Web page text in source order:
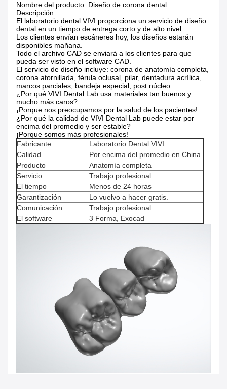
Nombre del producto: Diseño de corona dental
Descripción:
El laboratorio dental VIVI proporciona un servicio de diseño
dental en un tiempo de entrega corto y de alto nivel.
Los clientes envían escáneres hoy, los diseños estarán
disponibles mañana.
Todo el archivo CAD se enviará a los clientes para que
pueda ser visto en el software CAD.
El servicio de diseño incluye: corona de anatomía completa,
corona atornillada, férula oclusal, pilar, dentadura acrílica,
marcos parciales, bandeja especial, post núcleo...
¿Por qué VIVI Dental Lab usa materiales tan buenos y
mucho más caros?
¡Porque nos preocupamos por la salud de los pacientes!
¿Por qué la calidad de VIVI Dental Lab puede estar por
encima del promedio y ser estable?
¡Porque somos más profesionales!
Fabricante
Laboratorio Dental VIVI
Calidad
Por encima del promedio en China
Producto
Anatomía completa
Servicio
Trabajo profesional
El tiempo
Menos de 24 horas
Garantización
Lo vuelvo a hacer gratis.
Comunicación
Trabajo profesional
El software
3 Forma, Exocad